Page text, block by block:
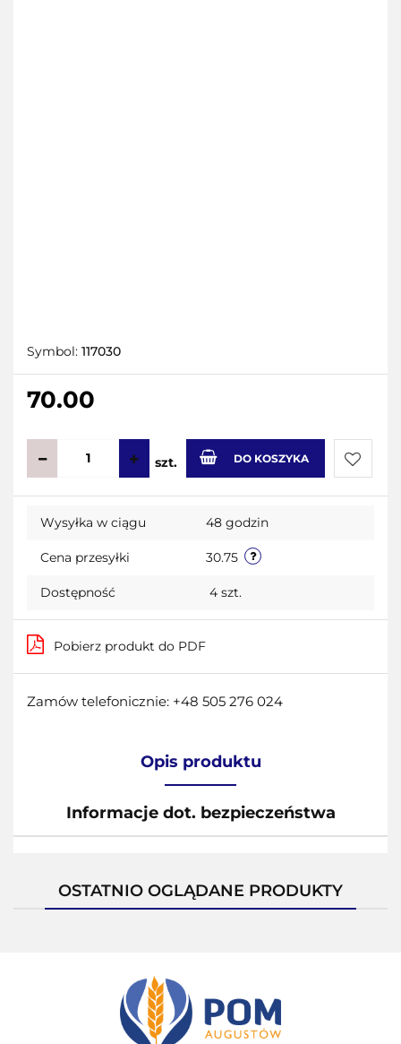
Symbol: 117030
70.00
szt. DO KOSZYKA
Do
Wysyłka w ciągu 48 godzin
Cena przesyłki 30.75
Dostępność 4 szt.
Pobierz produkt do PDF
Zamów telefonicznie: +48 505 276 024
Opis produktu
Informacje dot. bezpieczeństwa
OSTATNIO OGLĄDANE PRODUKTY